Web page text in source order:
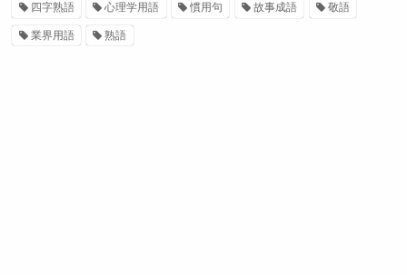
四字熟語 心理学用語 慣用句 故事成語 敬語
業界用語 熟語